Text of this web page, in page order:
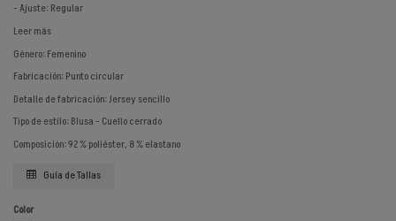
- Ajuste: Regular
Leer más
Género: Femenino
Fabricación: Punto circular
Detalle de fabricación: Jersey sencillo
Tipo de estilo: Blusa - Cuello cerrado
Composición: 92 % poliéster, 8 % elastano
Guía de Tallas
Color